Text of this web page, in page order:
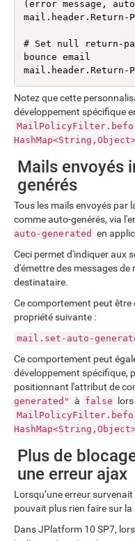
(error message,
mail.header.Return-
# Set null return-
bounce email
mail.header.Return-
Notez que cette
développement spécifique
Mails envoyés
genérés
Tous les mails envoyés par
comme auto-genérés, via
auto-generated en
Ceci permet d'indiquer aux
d'émettre des messages de
destinataire.
Ce comportement peut
propriété suivante :
mail.set-auto-
Ce comportement peut
développement spécifique,
positionnant l'attribut de
generated" à false
Plus de
une erreur ajax
Lorsqu’une erreur
pouvait plus rien faire sur la
Dans JPlatform 10 SP7,